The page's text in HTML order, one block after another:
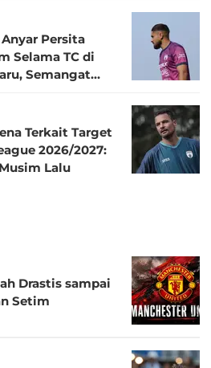
Persita
Selama TC di
Semangat
Terkait Target
2026/2027:
Lalu
Drastis sampai
Setim